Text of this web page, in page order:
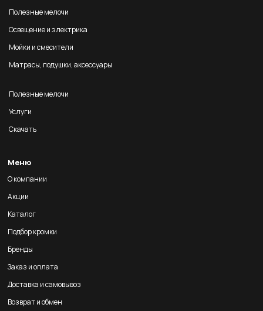
Полезные мелочи
Освещение и электрика
Мойки и смесители
Матрасы, подушки, аксессуары
Полезные мелочи
Услуги
Скачать
Меню
О компании
Акции
Каталог
Подбор кромки
Бренды
Заказ и оплата
Доставка и самовывоз
Возврат и обмен